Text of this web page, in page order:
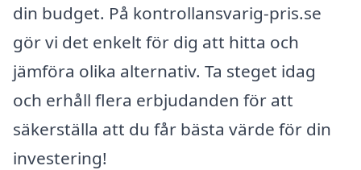
din budget. På kontrollansvarig-pris.se
gör vi det enkelt för dig att hitta och
jämföra olika alternativ. Ta steget idag
och erhåll flera erbjudanden för att
säkerställa att du får bästa värde för din
investering!